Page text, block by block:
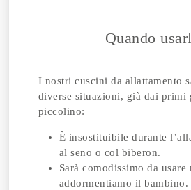
Quando
I nostri cuscini da allattamento
diverse situazioni, già dai primi
piccolino:
È insostituibile durante
al seno o col biberon.
Sarà comodissimo da usare
addormentiamo il bambino.